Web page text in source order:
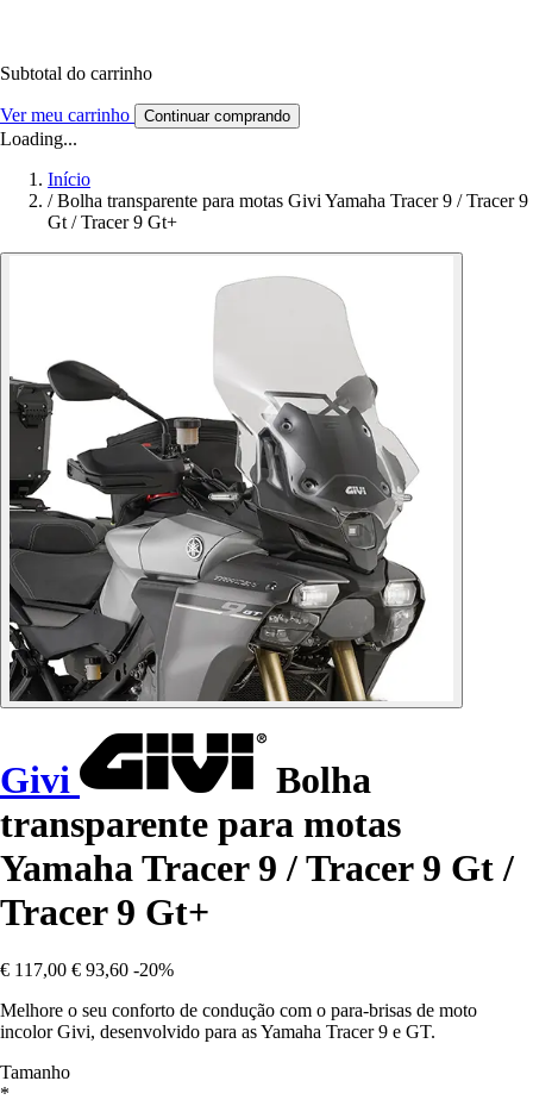
Subtotal do carrinho
Ver meu carrinho Continuar comprando
Loading...
Início
/ Bolha transparente para motas Givi Yamaha Tracer 9 / Tracer 9
Gt / Tracer 9 Gt+
Givi
Bolha
transparente para motas
Yamaha Tracer 9 / Tracer 9 Gt /
Tracer 9 Gt+
€ 117,00 € 93,60 -20%
Melhore o seu conforto de condução com o para-brisas de moto
incolor Givi, desenvolvido para as Yamaha Tracer 9 e GT.
Tamanho
*